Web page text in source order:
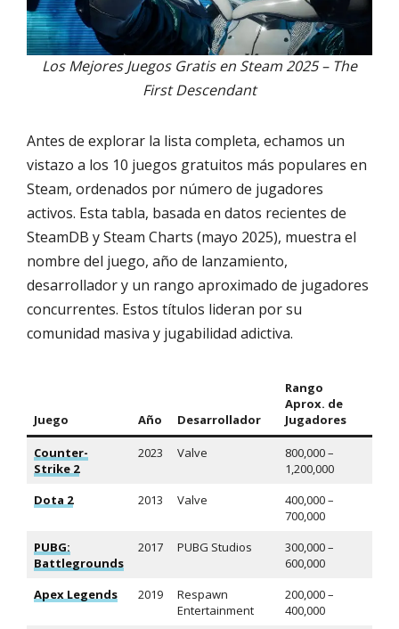
Los Mejores Juegos Gratis en Steam 2025 – The
First Descendant
Antes de explorar la lista completa, echamos un
vistazo a los 10 juegos gratuitos más populares en
Steam, ordenados por número de jugadores
activos. Esta tabla, basada en datos recientes de
SteamDB y Steam Charts (mayo 2025), muestra el
nombre del juego, año de lanzamiento,
desarrollador y un rango aproximado de jugadores
concurrentes. Estos títulos lideran por su
comunidad masiva y jugabilidad adictiva.
Juego Año Desarrollador
Rango
Aprox. de
Jugadores
Counter-
Strike 2
2023 Valve
800,000 –
1,200,000
Dota 2
2013 Valve
400,000 –
700,000
PUBG:
Battlegrounds
2017 PUBG Studios
300,000 –
600,000
Apex Legends
2019
Respawn
Entertainment
200,000 –
400,000